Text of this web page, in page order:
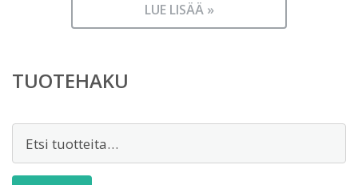
LUE LISÄÄ »
TUOTEHAKU